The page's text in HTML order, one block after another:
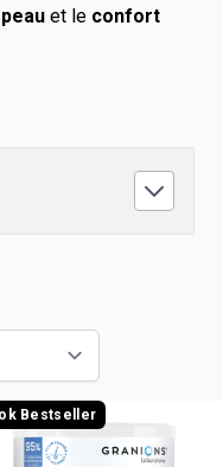
et le confort
Bestseller